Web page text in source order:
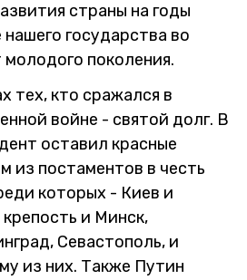
страны на годы
государства во
поколения.
тех, кто сражался в
войне - святой долг. В
оставил красные
из постаментов в честь
которых - Киев и
и Минск,
Севастополь, и
из них. Также Путин